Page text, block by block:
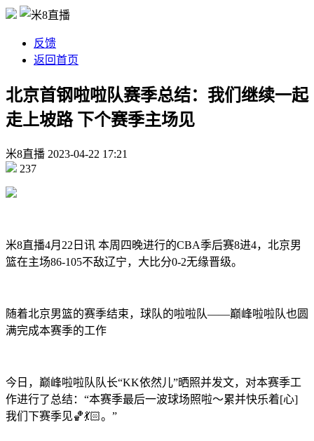
反馈
返回首页
北京首钢啦啦队赛季总结：我们继续一起
走上坡路 下个赛季主场见
米8直播 2023-04-22 17:21
237
米8直播4月22日讯 本周四晚进行的CBA季后赛8进4，北京男
篮在主场86-105不敌辽宁，大比分0-2无缘晋级。
随着北京男篮的赛季结束，球队的啦啦队——巅峰啦啦队也圆
满完成本赛季的工作
今日，巅峰啦啦队队长“KK依然儿”晒照并发文，对本赛季工
作进行了总结：“本赛季最后一波球场照啦～累并快乐着[心]
我们下赛季见🏀💃🏻。”